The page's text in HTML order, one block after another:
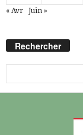
« Avr Juin »
Rechercher